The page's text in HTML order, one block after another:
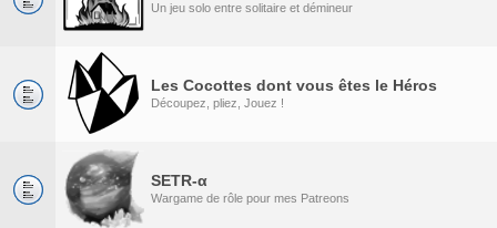
Un jeu solo entre solitaire et démineur
Les Cocottes dont vous êtes le Héros
Découpez, pliez, Jouez !
SETR-α
Wargame de rôle pour mes Patreons